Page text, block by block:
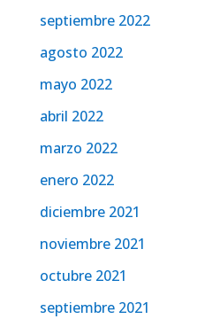
septiembre 2022
agosto 2022
mayo 2022
abril 2022
marzo 2022
enero 2022
diciembre 2021
noviembre 2021
octubre 2021
septiembre 2021